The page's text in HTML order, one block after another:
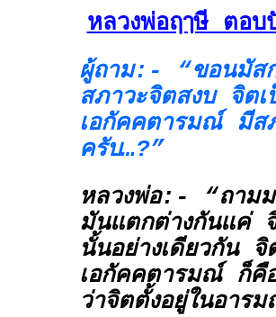
หลวงพ่อฤๅษี ตอบ
ผู้ถาม:- “ขอนมัสก
สภาวะจิตสงบ จิต
เอกัคคตารมณ์ มีส
ครับ…?”
หลวงพ่อ:- “ถา
มันแตกต่างกันแค่
นั้นอย่างเดียวกัน
เอกัคคตารมณ์ ก็คื
ว่าจิตตั้งอยู่ในอาร